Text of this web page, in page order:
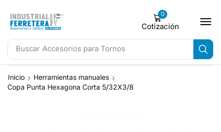
Buscar Accesorios para Tornos
0
Cotización
Inicio
Herramientas manuales
Copa Punta Hexagona Corta 5/32X3/8